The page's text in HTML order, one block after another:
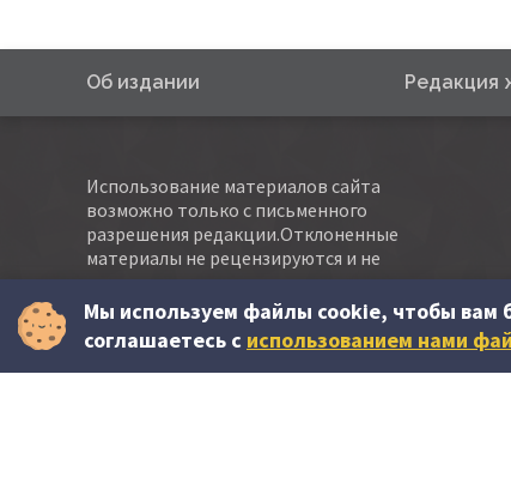
Об издании Редакция
Использование материалов сайта
возможно только с письменного
разрешения редакции.Отклоненные
материалы не рецензируются и не
возвращаются авторам.
Все пожелания и замечания по работе сайта
присылайте наabonare@contabilitate.md
Мы используем файлы cookie, чтобы вам
соглашаетесь c использованием нами